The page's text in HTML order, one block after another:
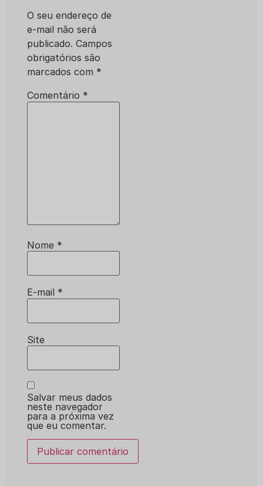
O seu endereço de
e-mail não será
publicado. Campos
obrigatórios são
marcados com *
Comentário *
Nome *
E-mail *
Site
Salvar meus dados
neste navegador
para a próxima vez
que eu comentar.